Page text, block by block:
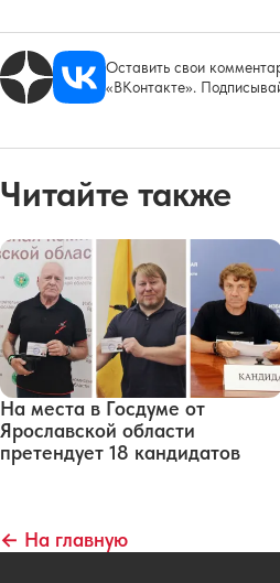
Оставить свои
«ВКонтакте».
Читайте также
На места в Госдуме от
Ярославской области
претендует 18 кандидатов
← На главную